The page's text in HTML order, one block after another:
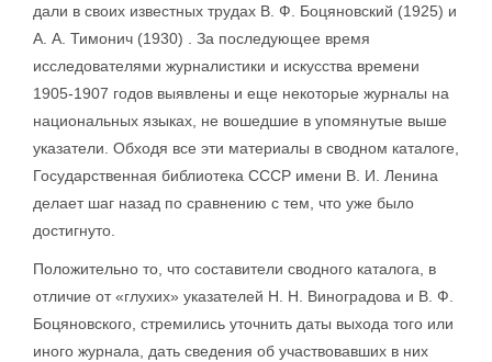
дали в своих известных трудах В. Ф. Боцяновский (1925) и
А. А. Тимонич (1930) . За последующее время
исследователями журналистики и искусства времени
1905-1907 годов выявлены и еще некоторые журналы на
национальных языках, не вошедшие в упомянутые выше
указатели. Обходя все эти материалы в сводном каталоге,
Государственная библиотека СССР имени В. И. Ленина
делает шаг назад по сравнению с тем, что уже было
достигнуто.
Положительно то, что составители сводного каталога, в
отличие от «глухих» указателей Н. Н. Виноградова и В. Ф.
Боцяновского, стремились уточнить даты выхода того или
иного журнала, дать сведения об участвовавших в них